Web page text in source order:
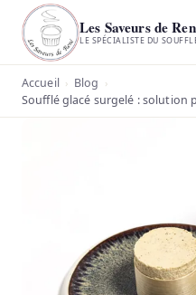
Les Saveurs de
LE SPÉCIALISTE DU
Accueil › Blog ›
Soufflé glacé surgelé : solution